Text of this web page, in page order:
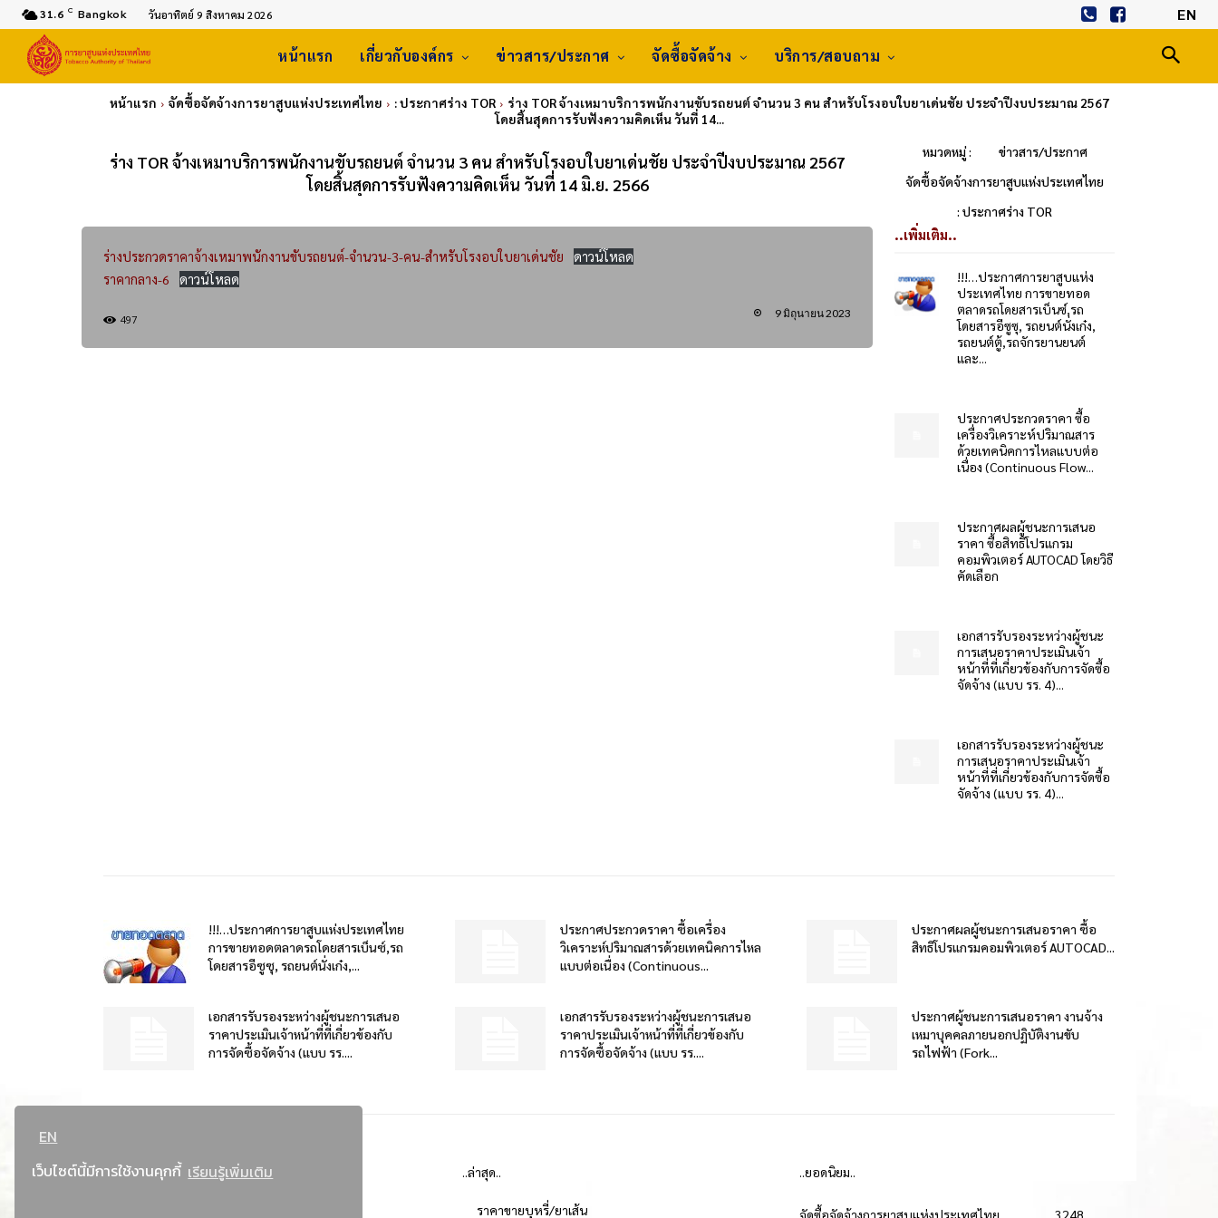
EN
เว็บไซต์นี้มีการใช้งานคุกกี้ เรียนรู้เพิ่มเติม
31.6 C Bangkok วันอาทิตย์ 9 สิงหาคม 2026 EN
หน้าแรก เกี่ยวกับองค์กร ข่าวสาร/ประกาศ จัดซื้อจัดจ้าง บริการ/สอบถาม
หน้าแรก จัดซื้อจัดจ้างการยาสูบแห่งประเทศไทย : ประกาศร่าง TOR
ร่าง TOR จ้างเหมาบริการพนักงานขับรถยนต์ จำนวน 3 คน สำหรับโรงอบใบยาเด่นชัย ประจำปีงบประมาณ 2567
โดยสิ้นสุดการรับฟังความคิดเห็น วันที่ 14...
ร่าง TOR จ้างเหมาบริการพนักงานขับรถยนต์ จำนวน 3 คน สำหรับโรงอบใบยาเด่นชัย ประจำปีงบประมาณ 2567
โดยสิ้นสุดการรับฟังความคิดเห็น วันที่ 14 มิ.ย. 2566
หมวดหมู่ :
ข่าวสาร/ประกาศ
จัดซื้อจัดจ้างการยาสูบแห่งประเทศไทย
: ประกาศร่าง TOR
ร่างประกวดราคาจ้างเหมาพนักงานขับรถยนต์-จำนวน-3-คน-สำหรับโรงอบใบยาเด่นชัย
ดาวน์โหลด
ราคากลาง-6
ดาวน์โหลด
497 9 มิถุนายน 2023
..เพิ่มเติม..
!!!…ประกาศการยาสูบแห่ง
ประเทศไทย การขายทอด
ตลาดรถโดยสารเบ็นซ์,รถ
โดยสารอีซูซุ, รถยนต์นั่งเก๋ง,
รถยนต์ตู้,รถจักรยานยนต์
และ...
ประกาศประกวดราคา ซื้อ
เครื่องวิเคราะห์ปริมาณสาร
ด้วยเทคนิคการไหลแบบต่อ
เนื่อง (Continuous Flow...
ประกาศผลผู้ชนะการเสนอ
ราคา ซื้อสิทธิโปรแกรม
คอมพิวเตอร์ AUTOCAD โดยวิธี
คัดเลือก
เอกสารรับรองระหว่างผู้ชนะ
การเสนอราคาประเมินเจ้า
หน้าที่ที่เกี่ยวข้องกับการจัดซื้อ
จัดจ้าง (แบบ รร. 4)...
เอกสารรับรองระหว่างผู้ชนะ
การเสนอราคาประเมินเจ้า
หน้าที่ที่เกี่ยวข้องกับการจัดซื้อ
จัดจ้าง (แบบ รร. 4)...
!!!…ประกาศการยาสูบแห่งประเทศไทย
การขายทอดตลาดรถโดยสารเบ็นซ์,รถ
โดยสารอีซูซุ, รถยนต์นั่งเก๋ง,...
ประกาศประกวดราคา ซื้อเครื่อง
วิเคราะห์ปริมาณสารด้วยเทคนิคการไหล
แบบต่อเนื่อง (Continuous...
ประกาศผลผู้ชนะการเสนอราคา ซื้อ
สิทธิโปรแกรมคอมพิวเตอร์ AUTOCAD...
เอกสารรับรองระหว่างผู้ชนะการเสนอ
ราคาประเมินเจ้าหน้าที่ที่เกี่ยวข้องกับ
การจัดซื้อจัดจ้าง (แบบ รร....
เอกสารรับรองระหว่างผู้ชนะการเสนอ
ราคาประเมินเจ้าหน้าที่ที่เกี่ยวข้องกับ
การจัดซื้อจัดจ้าง (แบบ รร....
ประกาศผู้ชนะการเสนอราคา งานจ้าง
เหมาบุคคลภายนอกปฏิบัติงานขับ
รถไฟฟ้า (Fork...
..ล่าสุด..
ราคาขายบุหรี่/ยาเส้น
..ยอดนิยม..
จัดซื้อจัดจ้างการยาสูบแห่งประเทศไทย 3248